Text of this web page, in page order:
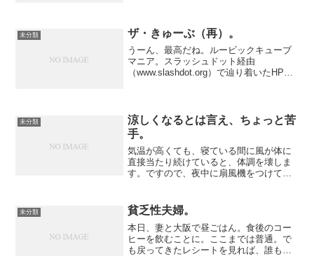
ンバーガー用のパンを四方...
未分類 ザ・きゅーぶ（再）。
うーん、最高だね。ルービックキューブ
マニア。スラッシュドット経由
（www.slashdot.org）で辿り着いたHP、
い。そ...
未分類
涼しくなるとは言え、ちょっと苦
手。
気温が高くても、寝ている間に風が体に
直接当たり続けていると、体調を壊しま
す。ですので、夜中に扇風機をつけてお
算。窓から明け方の涼しい風が入ってき
ていた。この風に当たり続け...
未分類 貧乏性夫婦。
本日、妻と大阪で昼ごはん。食後のコー
ヒーを飲むことに。ここまでは普通。で
も戻ってきたレシートを見れば、誰もが